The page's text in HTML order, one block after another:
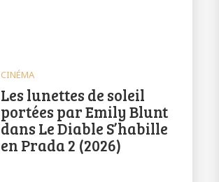
CINÉMA
Les lunettes de soleil
portées par Emily Blunt
dans Le Diable S’habille
en Prada 2 (2026)